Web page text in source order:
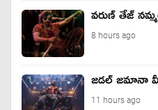
వరుణ్ తేజ్
8 hours ago
జడల్ జమానా
11 hours ago